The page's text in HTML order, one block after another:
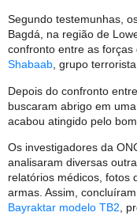
Segundo testemunhas,
Bagdá, na região de
confronto entre as
Shabaab, grupo
Depois do confronto
buscaram abrigo em
acabou atingido pelo
Os investigadores da
analisaram diversas
relatórios médicos, fotos
armas. Assim,
Bayraktar modelo TB2 ,